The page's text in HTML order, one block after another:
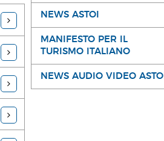
NEWS ASTOI
MANIFESTO PER IL
TURISMO ITALIANO
NEWS AUDIO VIDEO ASTOI